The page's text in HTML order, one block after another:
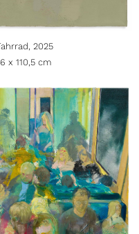
2025
x 110,5 cm